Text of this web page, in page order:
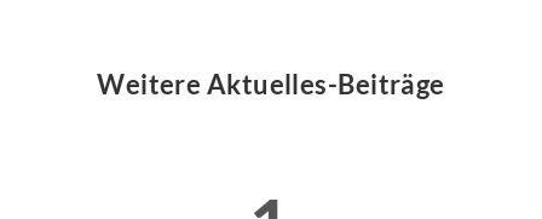
Weitere Aktuelles-Beiträge